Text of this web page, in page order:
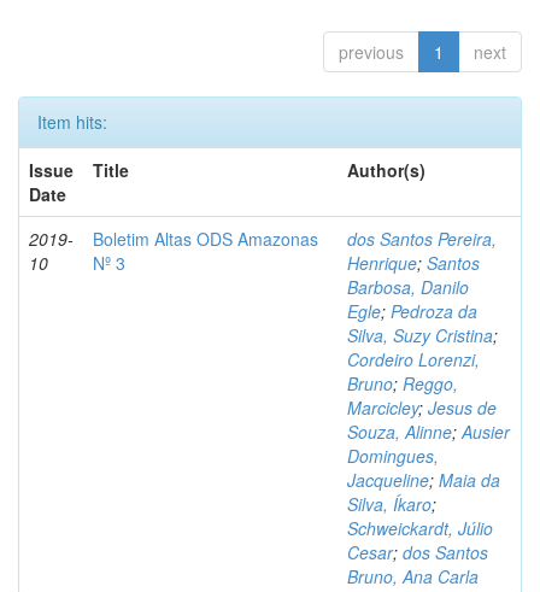
previous 1 next
Item hits:
Issue
Date
Title Author(s)
2019-
10
Boletim Altas ODS Amazonas
Nº 3
dos Santos Pereira,
Henrique; Santos
Barbosa, Danilo
Egle; Pedroza da
Silva, Suzy Cristina;
Cordeiro Lorenzi,
Bruno; Reggo,
Marcicley; Jesus de
Souza, Alinne;Ausier
Domingues,
Jacqueline; Maia da
Silva, Íkaro;
Schweickardt, Júlio
Cesar; dos Santos
Bruno, Ana Carla